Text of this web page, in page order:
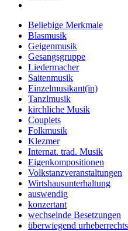
Beliebige Merkmale
Blasmusik
Geigenmusik
Gesangsgruppe
Liedermacher
Saitenmusik
Einzelmusikant(in)
Tanzlmusik
kirchliche Musik
Couplets
Folkmusik
Klezmer
Internat. trad. Musik
Eigenkompositionen
Volkstanzveranstaltungen
Wirtshausunterhaltung
auswendig
konzertant
wechselnde Besetzungen
überwiegend